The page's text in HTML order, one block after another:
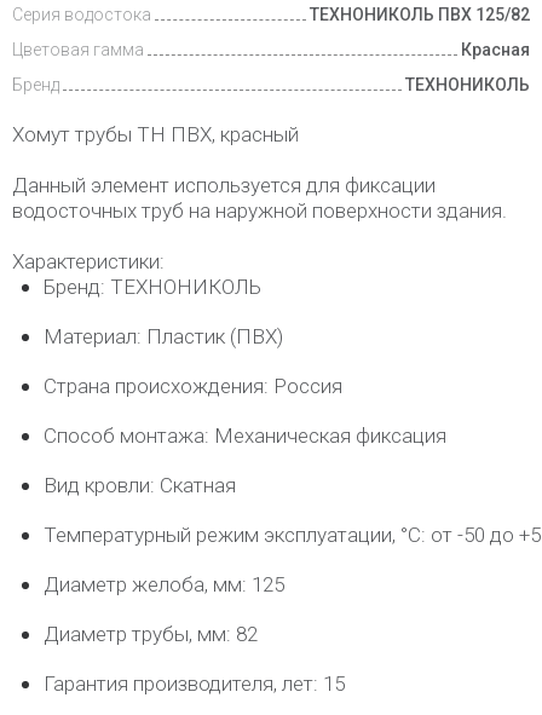
Серия водостока
ТЕХНОНИКОЛЬ ПВХ 125/82
Цветовая гамма
Красная
Бренд
ТЕХНОНИКОЛЬ
Хомут трубы ТН ПВХ, красный
Данный элемент используется для фиксации
водосточных труб на наружной поверхности здания.
Характеристики:
Бренд: ТЕХНОНИКОЛЬ
Материал: Пластик (ПВХ)
Страна происхождения: Россия
Способ монтажа: Механическая фиксация
Вид кровли: Скатная
Температурный режим эксплуатации, °C: от -50 до
Диаметр желоба, мм: 125
Диаметр трубы, мм: 82
Гарантия производителя, лет: 15